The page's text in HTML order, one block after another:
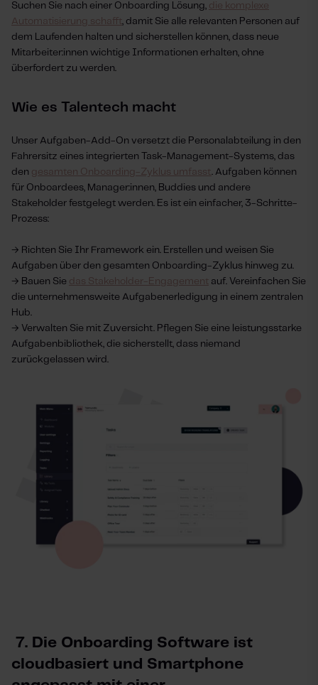
Suchen Sie nach einer Onboarding Lösung, die komplexe
Automatisierung schafft, damit Sie alle relevanten Personen auf
dem Laufenden halten und sicherstellen können, dass neue
Mitarbeiter:innen wichtige Informationen erhalten, ohne
überfordert zu werden.
Wie es Talentech macht
Unser Aufgaben-Add-On versetzt die Personalabteilung in den
Fahrersitz eines integrierten Task-Management-Systems, das
den gesamten Onboarding-Zyklus umfasst. Aufgaben können
für Onboardees, Manager:innen, Buddies und andere
Stakeholder festgelegt werden. Es ist ein einfacher, 3-Schritte-
Prozess:
→ Richten Sie Ihr Framework ein. Erstellen und weisen Sie
Aufgaben über den gesamten Onboarding-Zyklus hinweg zu.
→ Bauen Sie das Stakeholder-Engagement auf. Vereinfachen Sie
die unternehmensweite Aufgabenerledigung in einem zentralen
Hub.
→ Verwalten Sie mit Zuversicht. Pflegen Sie eine leistungsstarke
Aufgabenbibliothek, die sicherstellt, dass niemand
zurückgelassen wird.
7. Die Onboarding Software ist
cloudbasiert und Smartphone